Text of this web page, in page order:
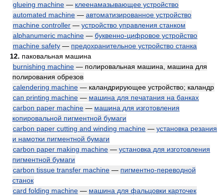
glueing machine — клеенамазывающее устройство
automated machine — автоматизированное устройство
machine controller — устройство управления станком
alphanumeric machine — буквенно-цифровое устройство
machine safety — предохранительное устройство станка
12. паковальная машина
burnishing machine — полировальная машина, машина для
полирования обрезов
calendering machine — каландрирующее устройство; каландр
can printing machine — машина для печатания на банках
carbon paper machine — машина для изготовления
копировальной пигментной бумаги
carbon paper cutting and winding machine — установка резания
и намотки пигментной бумаги
carbon paper making machine — установка для изготовления
пигментной бумаги
carbon tissue transfer machine — пигментно-переводной
станок
card folding machine — машина для фальцовки карточек